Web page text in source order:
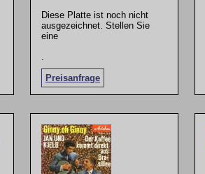
Diese Platte ist noch nicht
ausgezeichnet. Stellen Sie
eine
Preisanfrage